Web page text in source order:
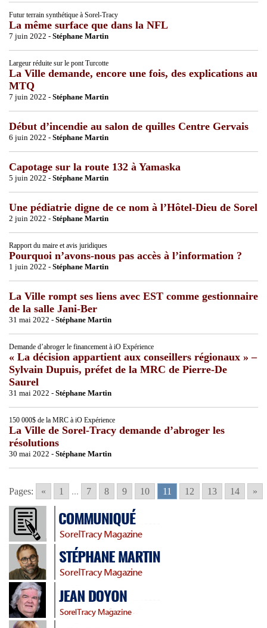
Futur terrain synthétique à Sorel-Tracy
La même surface que dans la NFL
7 juin 2022 - Stéphane Martin
Largeur réduite sur le pont Turcotte
La Ville demande, encore une fois, des explications au
MTQ
7 juin 2022 - Stéphane Martin
Début d’incendie au salon de quilles Centre Gervais
6 juin 2022 - Stéphane Martin
Capotage sur la route 132 à Yamaska
5 juin 2022 - Stéphane Martin
Une pédiatrie digne de ce nom à l’Hôtel-Dieu de Sorel
2 juin 2022 - Stéphane Martin
Rapport du maire et avis juridiques
Pourquoi n’avons-nous pas accès à l’information ?
1 juin 2022 - Stéphane Martin
La Ville rompt ses liens avec EST comme gestionnaire
de la salle Jani-Ber
31 mai 2022 - Stéphane Martin
Demande d’abroger le financement à iO Expérience
« La décision appartient aux conseillers régionaux » –
Sylvain Dupuis, préfet de la MRC de Pierre-De
Saurel
31 mai 2022 - Stéphane Martin
150 000$ de la MRC à iO Expérience
La Ville de Sorel-Tracy demande d’abroger les
résolutions
30 mai 2022 - Stéphane Martin
Pages: « 1 ... 7 8 9 10 11 12 13 14 »